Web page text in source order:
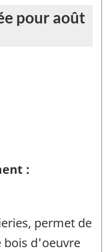
pour août
:
permet de
bois d'oeuvre